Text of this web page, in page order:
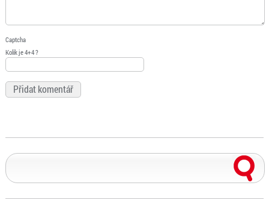
Captcha
Kolik je 4+4 ?